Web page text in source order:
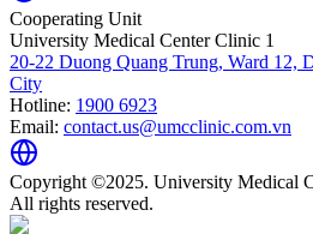
Cooperating Unit
University Medical Center Clinic 1
20-22 Duong Quang Trung, Ward 12,
City
Hotline: 1900 6923
Email: contact.us@umcclinic.com.vn
Copyright ©2025. University Medical
All rights reserved.